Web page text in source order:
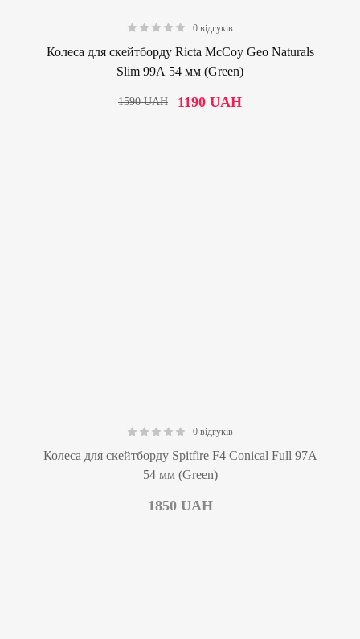
0 відгуків
Колеса для скейтборду Ricta McCoy Geo Naturals
Slim 99А 54 мм (Green)
1190 UAH
1590UAH
0 відгуків
Колеса для скейтборду Spitfire F4 Conical Full 97A
54 мм (Green)
1850 UAH